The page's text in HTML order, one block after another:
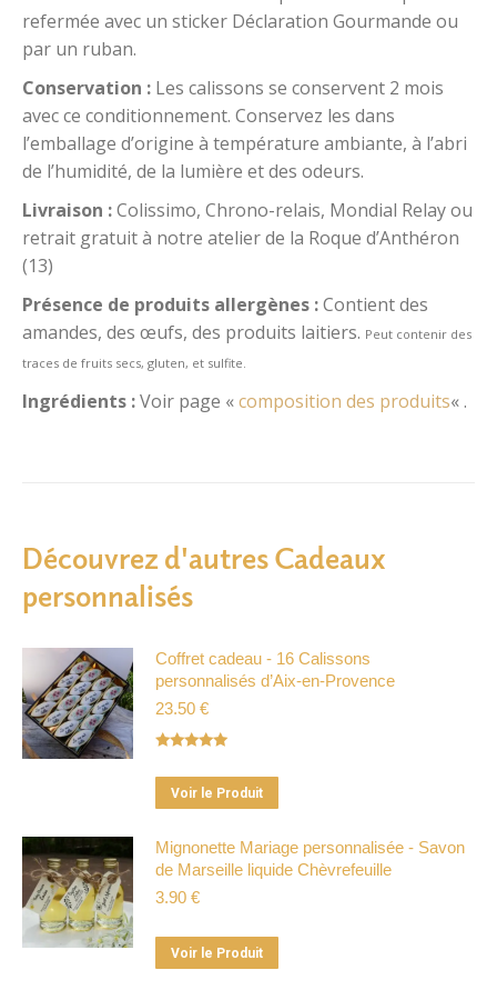
refermée avec un sticker Déclaration Gourmande ou
par un ruban.
Conservation : Les calissons se conservent 2 mois
avec ce conditionnement. Conservez les dans
l’emballage d’origine à température ambiante, à l’abri
de l’humidité, de la lumière et des odeurs.
Livraison :Colissimo, Chrono-relais, Mondial Relay ou
retrait gratuit à notre atelier de la Roque d’Anthéron
(13)
Présence de produits allergènes :Contient des
amandes, des œufs, des produits laitiers. Peut contenir des
traces de fruits secs, gluten, et sulfite.
Ingrédients :Voir page «composition des produits« .
Découvrez d'autres Cadeaux
personnalisés
Coffret cadeau - 16 Calissons
personnalisés d’Aix-en-Provence
23.50 €
sur 5
Voir le Produit
produit
a
plusieurs
Mignonette Mariage personnalisée - Savon
de Marseille liquide Chèvrefeuille
3.90 €
Voir le Produit
produit